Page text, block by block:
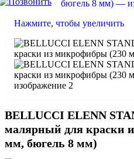
Нажмите, чтобы увеличить
BELLUCCI ELENN
малярный для краски
мм, бюгель 8 мм)